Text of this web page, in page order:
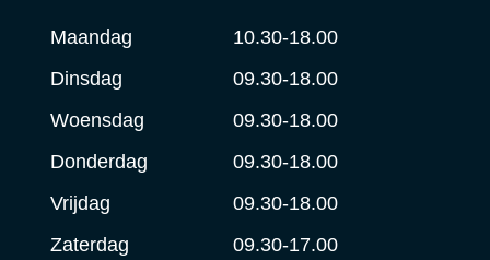
Maandag
10.30-18.00
Dinsdag
09.30-18.00
Woensdag
09.30-18.00
Donderdag
09.30-18.00
Vrijdag
09.30-18.00
Zaterdag
09.30-17.00